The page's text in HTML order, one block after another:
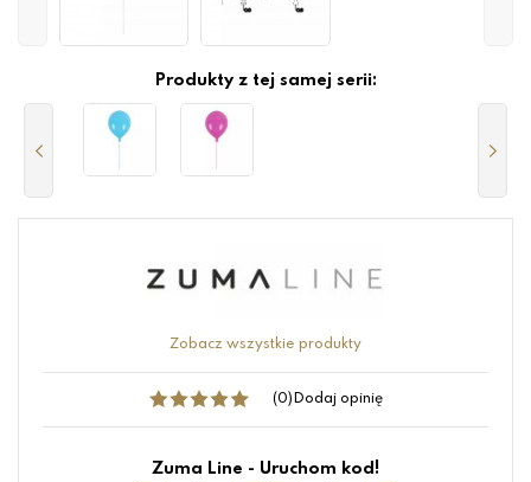
Produkty z tej samej serii:
Zobacz wszystkie produkty
(0) Dodaj opinię
Zuma Line - Uruchom kod!